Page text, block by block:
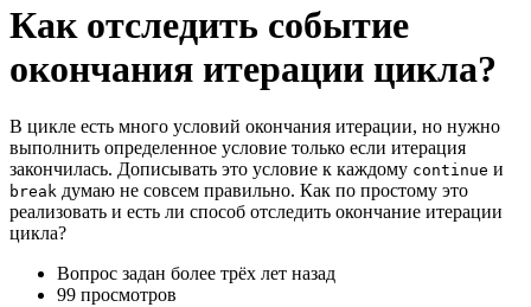
Как отследить событие
окончания итерации цикла?
В цикле есть много условий окончания итерации, но нужно
выполнить определенное условие только если итерация
закончилась. Дописывать это условие к каждому continue и
break думаю не совсем правильно. Как по простому это
реализовать и есть ли способ отследить окончание итерации
цикла?
Вопрос задан более трёх лет назад
99 просмотров